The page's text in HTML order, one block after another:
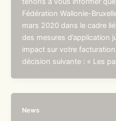
Fédération Wallonie-
mars 2020 dans le cadre
des mesures d’application
impact sur votre facturation.
décision suivante : « Les
News